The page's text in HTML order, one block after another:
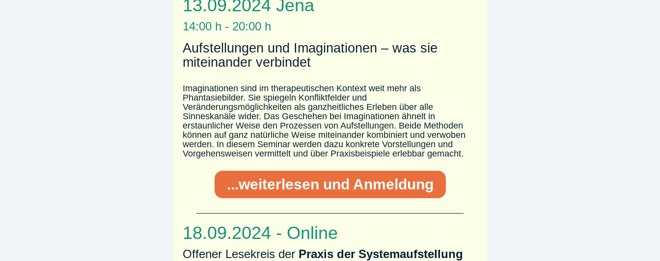
13.09.2024 Jena
14:00 h - 20:00 h
Aufstellungen und Imaginationen – was sie
miteinander verbindet
Imaginationen sind im therapeutischen Kontext weit mehr als
Phantasiebilder. Sie spiegeln Konfliktfelder und
Veränderungsmöglichkeiten als ganzheitliches Erleben über alle
Sinneskanäle wider. Das Geschehen bei Imaginationen ähnelt in
erstaunlicher Weise den Prozessen von Aufstellungen. Beide Methoden
können auf ganz natürliche Weise miteinander kombiniert und verwoben
werden. In diesem Seminar werden dazu konkrete Vorstellungen und
Vorgehensweisen vermittelt und über Praxisbeispiele erlebbar gemacht.
...weiterlesen und Anmeldung
18.09.2024 - Online
Offener Lesekreis der Praxis der Systemaufstellung